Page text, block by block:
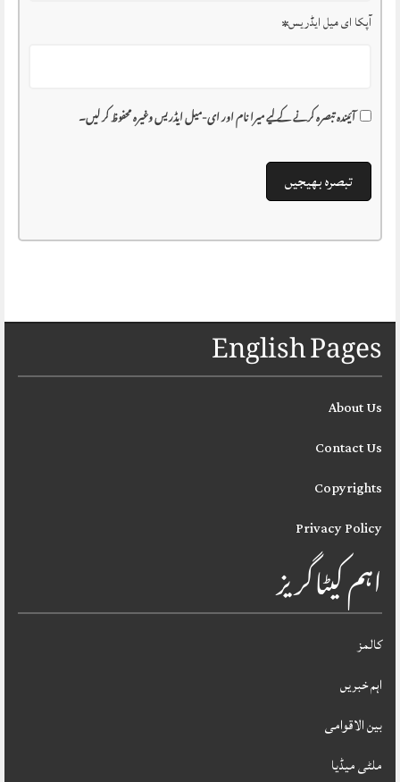
آپکا ای میل ایڈریس*
آئیندہ تبصرہ کرنے کے لیے میرا نام اور ای-میل ایڈریس وغیرہ محفوظ کر لیں۔
English Pages
About Us
Contact Us
Copyrights
Privacy Policy
اہم کیٹاگریز
کالمز
اہم خبریں
بین الاقوامی
ملٹی میڈیا